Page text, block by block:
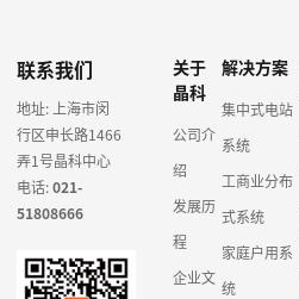
联系我们
地址: 上海市闵
行区申长路1466
弄1号晶科中心
电话:021-
51808666
关于
晶科
公司介
绍
发展历
程
企业文
解决方案
集中式电站
系统
工商业分布
式系统
家庭户用系
统